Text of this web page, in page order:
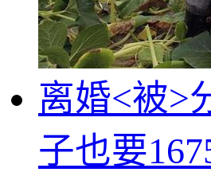
离婚<被>
子也要